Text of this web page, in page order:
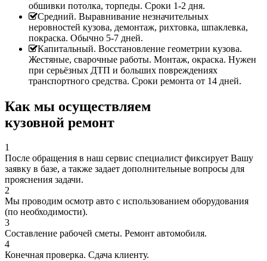
обшивки потолка, торпеды. Сроки 1-2 дня.
Средний. Выравнивание незначительных
неровностей кузова, демонтаж, рихтовка, шпаклевка,
покраска. Обычно 5-7 дней.
Капитальный. Восстановление геометрии кузова.
Жестяные, сварочные работы. Монтаж, окраска. Нужен
при серьёзных ДТП и больших повреждениях
транспортного средства. Сроки ремонта от 14 дней.
Как мы осуществляем
кузовной ремонт
1
После обращения в наш сервис специалист фиксирует Вашу
заявку в базе, а также задает дополнительные вопросы для
прояснения задачи.
2
Мы проводим осмотр авто с использованием оборудования
(по необходимости).
3
Составление рабочей сметы. Ремонт автомобиля.
4
Конечная проверка. Сдача клиенту.